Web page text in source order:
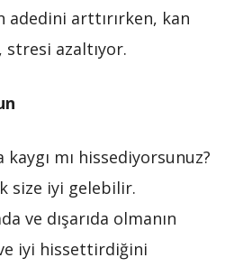
adedini arttırırken, kan
stresi azaltıyor.
mı hissediyorsunuz?
size iyi gelebilir.
ve dışarıda olmanın
ve iyi hissettirdiğini